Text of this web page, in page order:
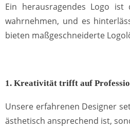
Ein herausragendes Logo
wahrnehmen, und es
bieten maßgeschneiderte
1. Kreativität trifft auf
Unsere erfahrenen Designer
ästhetisch ansprechend ist,